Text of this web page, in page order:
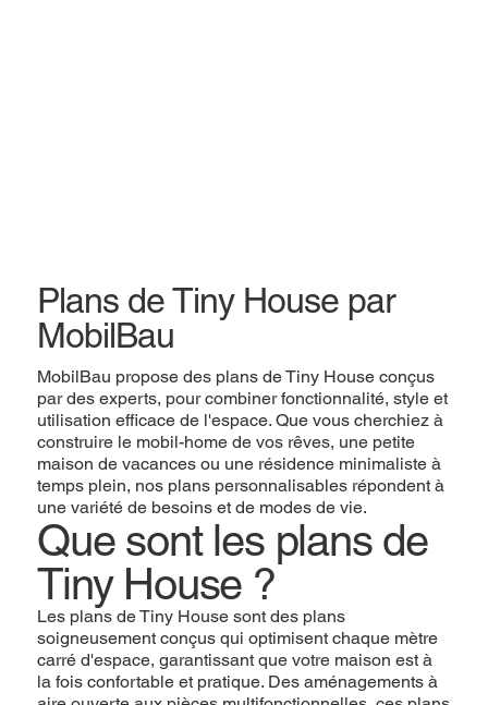
MobilBau propose des plans de Tiny House conçus
par des experts, pour combiner fonctionnalité, style et
utilisation efficace de l'espace. Que vous cherchiez à
construire le mobil-home de vos rêves, une petite
maison de vacances ou une résidence minimaliste à
temps plein, nos plans personnalisables répondent à
une variété de besoins et de modes de vie.
Que sont les plans de
Tiny House ?
Les plans de Tiny House sont des plans
soigneusement conçus qui optimisent chaque mètre
carré d'espace, garantissant que votre maison est à
la fois confortable et pratique. Des aménagements à
Plans de Tiny House par
MobilBau